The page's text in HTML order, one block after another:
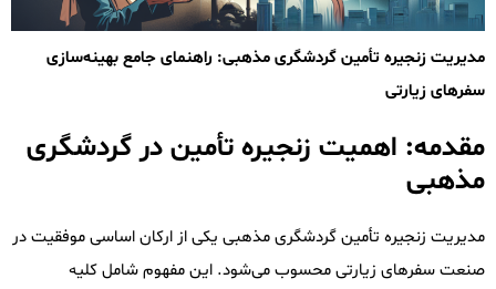
مدیریت زنجیره تأمین گردشگری مذهبی: راهنمای جامع بهینه‌سازی
سفرهای زیارتی
مقدمه: اهمیت زنجیره تأمین در گردشگری
مذهبی
مدیریت زنجیره تأمین گردشگری مذهبی یکی از ارکان اساسی موفقیت در
صنعت سفرهای زیارتی محسوب می‌شود. این مفهوم شامل کلیه